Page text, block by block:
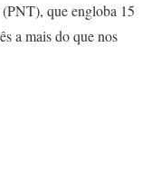
que engloba 15
a mais do que nos